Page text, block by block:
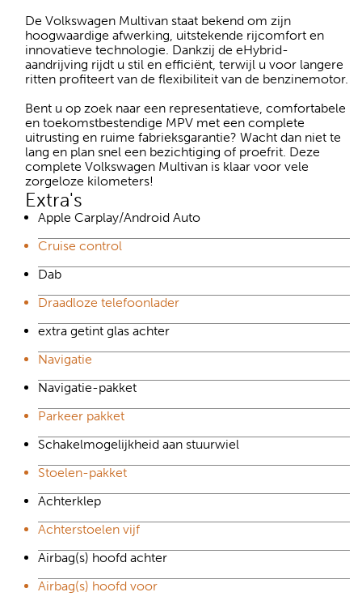
De Volkswagen Multivan staat bekend om zijn
hoogwaardige afwerking, uitstekende rijcomfort en
innovatieve technologie. Dankzij de eHybrid-
aandrijving rijdt u stil en efficiënt, terwijl u voor langere
ritten profiteert van de flexibiliteit van de benzinemotor.
Bent u op zoek naar een representatieve, comfortabele
en toekomstbestendige MPV met een complete
uitrusting en ruime fabrieksgarantie? Wacht dan niet te
lang en plan snel een bezichtiging of proefrit. Deze
complete Volkswagen Multivan is klaar voor vele
zorgeloze kilometers!
Extra's
Apple Carplay/Android Auto
Cruise control
Dab
Draadloze telefoonlader
extra getint glas achter
Navigatie
Navigatie-pakket
Parkeer pakket
Schakelmogelijkheid aan stuurwiel
Stoelen-pakket
Achterklep
Achterstoelen vijf
Airbag(s) hoofd achter
Airbag(s) hoofd voor